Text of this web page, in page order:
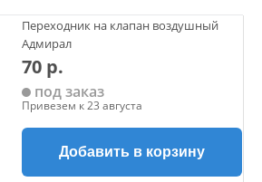
Переходник на клапан воздушный
Адмирал
70 р.
под заказ
Привезем к 23 августа
Добавить в корзину